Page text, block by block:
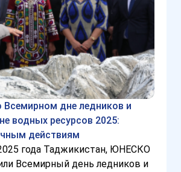
дне ледников и
водных ресурсов 2025:
действиям
года Таджикистан, ЮНЕСКО
Всемирный день ледников и